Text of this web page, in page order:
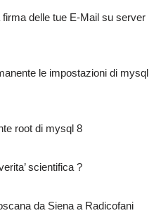
delle tue E-Mail su server
le impostazioni di mysql
root di mysql 8
scientifica ?
da Siena a Radicofani